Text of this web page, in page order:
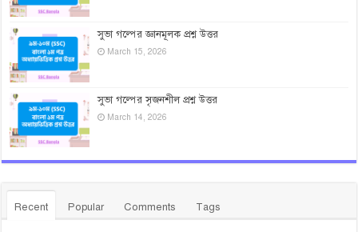
সুভা গল্পের জ্ঞানমূলক প্রশ্ন উত্তর
March 15, 2026
সুভা গল্পের সৃজনশীল প্রশ্ন উত্তর
March 14, 2026
Recent Popular Comments Tags